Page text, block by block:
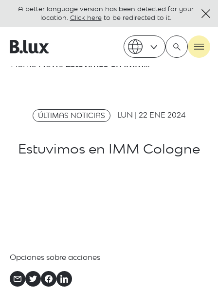
A better language version has been detected for your
location. Click hereto be redirected to it.
Home News Estuvimos en IMM...
ÚLTIMAS NOTICIAS LUN | 22 ENE 2024
Estuvimos en IMM Cologne
Opciones sobre acciones